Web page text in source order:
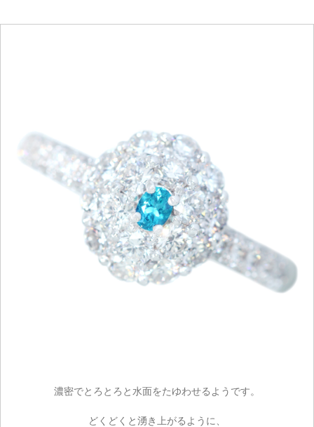
濃密でとろとろと水面をたゆわせるようです。
どくどくと湧き上がるように、